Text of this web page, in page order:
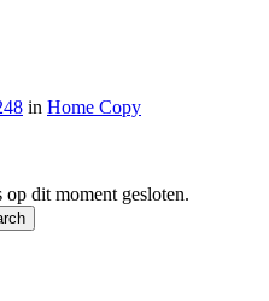
in Home Copy
op dit moment gesloten.